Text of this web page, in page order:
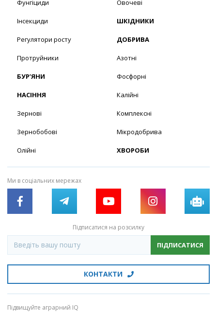
Фунгіциди
Інсекциди
Регулятори росту
Протруйники
БУР’ЯНИ
НАСІННЯ
Зернові
Зернобобові
Олійні
Овочеві
ШКІДНИКИ
ДОБРИВА
Азотні
Фосфорні
Калійні
Комплексні
Мікродобрива
ХВОРОБИ
Ми в соціальних мережах
Підписатися на розсилку
ПІДПИСАТИСЯ
КОНТАКТИ
Підвищуйте аграрний IQ